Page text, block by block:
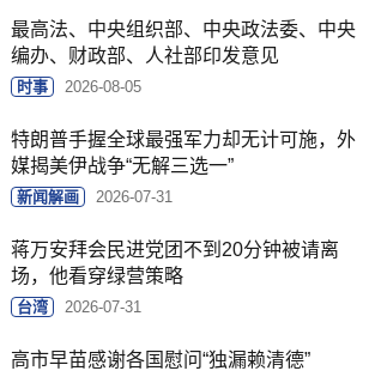
最高法、中央组织部、中央政法委、中央
编办、财政部、人社部印发意见
时事 2026-08-05
特朗普手握全球最强军力却无计可施，外
媒揭美伊战争“无解三选一”
新闻解画 2026-07-31
蒋万安拜会民进党团不到20分钟被请离
场，他看穿绿营策略
台湾 2026-07-31
高市早苗感谢各国慰问“独漏赖清德”